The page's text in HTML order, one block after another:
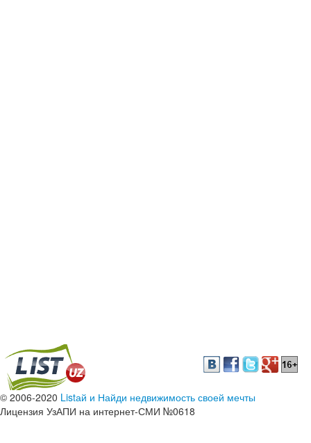
© 2006-2020 Listай и Найди недвижимость своей мечты
Лицензия УзАПИ на интернет-СМИ №0618